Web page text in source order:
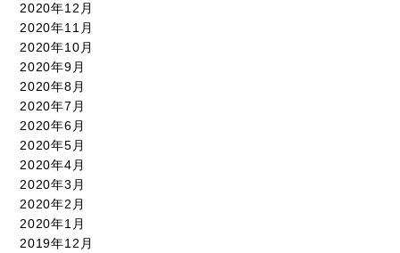
2020年12月
2020年11月
2020年10月
2020年9月
2020年8月
2020年7月
2020年6月
2020年5月
2020年4月
2020年3月
2020年2月
2020年1月
2019年12月